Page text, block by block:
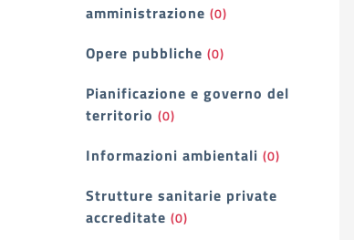
amministrazione (0)
Opere pubbliche (0)
Pianificazione e governo del
territorio (0)
Informazioni ambientali (0)
Strutture sanitarie private
accreditate (0)